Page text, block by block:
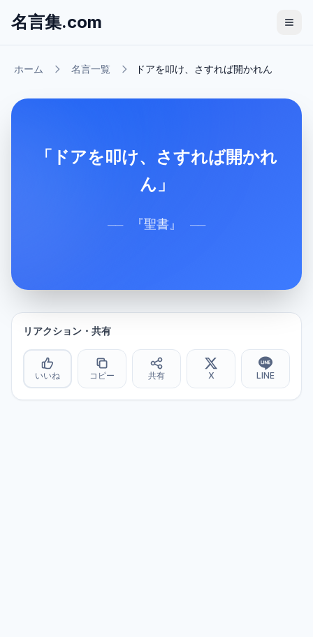
名言集.com
ホーム 名言一覧 ドアを叩け、さすれば開かれん
「ドアを叩け、さすれば開かれ
ん」
── 『聖書 』 ──
リアクション・共有
いいね コピー 共有 X LINE